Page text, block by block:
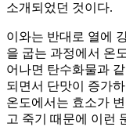
소개되었던 것이다.
이와는 반대로 열에
을 굽는 과정에서 온
어나면 탄수화물과
되면서 단맛이 증가
온도에서는 효소가
고 죽기 때문에 이런